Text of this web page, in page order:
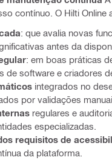
contínuo. O Hilti Online
: que avalia novas
antes da
: em boas práticas
de software e criadores
integrados no
por validações
regulares e
especializadas.
requisitos de
da plataforma.